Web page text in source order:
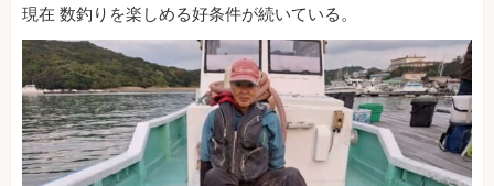
現在 数釣りを楽しめる好条件が続いている。